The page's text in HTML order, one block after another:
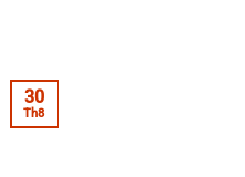
30
Th8